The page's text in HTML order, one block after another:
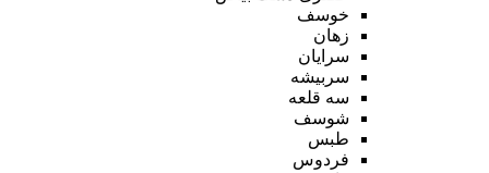
خوسف
زهان
سرایان
سربیشه
سه قلعه
شوسف
طبس
فردوس